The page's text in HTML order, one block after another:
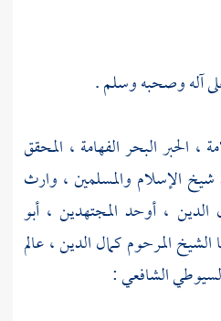
آله وصحبه وسلم .
، الحبر البحر الفهامة ، المحقق
شيخ الإسلام والمسلمين ، وارث
، أوحد المجتهدين ، أبو
المرحوم كمال الدين ، عالم
الشافعي: